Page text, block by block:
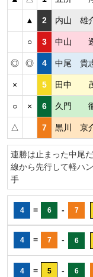
▲ 2 内山 雄
○ 3 中山
◎ ◎ 4 中尾 貴
× 5 田中
○ × 6 久門
△ 7 黒川 京
連勝は止まった中尾
線から先行して軽ハ
手
4 = 6 - 7
4 = 7 - 6
4 = 5 - 6